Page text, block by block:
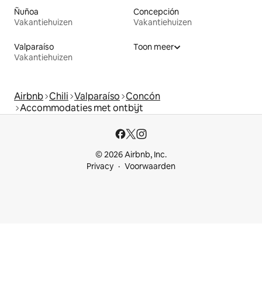
Ñuñoa
Vakantiehuizen
Concepción
Vakantiehuizen
Valparaíso
Vakantiehuizen
Toon meer
Airbnb Chili Valparaíso Concón
Accommodaties met ontbijt
© 2026 Airbnb, Inc.
Privacy
Voorwaarden